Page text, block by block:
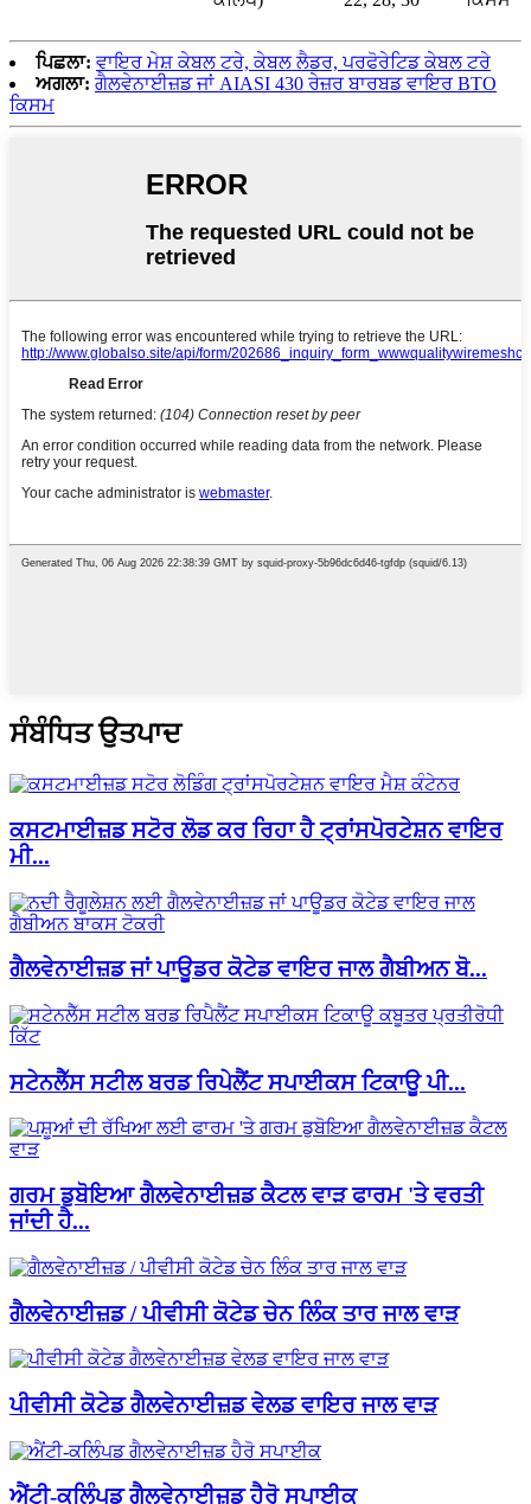
ਪਿਛਲਾ: ਵਾਇਰ ਮੇਸ਼ ਕੇਬਲ ਟਰੇ, ਕੇਬਲ ਲੈਡਰ, ਪਰਫੋਰੇਟਿਡ ਕੇਬਲ ਟਰੇ
ਅਗਲਾ: ਗੈਲਵੇਨਾਈਜ਼ਡ ਜਾਂ AIASI 430 ਰੇਜ਼ਰ ਬਾਰਬਡ ਵਾਇਰ BTO
ਕਿਸਮ
ਸੰਬੰਧਿਤ ਉਤਪਾਦ
ਕਸਟਮਾਈਜ਼ਡ ਸਟੋਰ ਲੋਡ ਕਰ ਰਿਹਾ ਹੈ ਟ੍ਰਾਂਸਪੋਰਟੇਸ਼ਨ ਵਾਇਰ
ਮੀ...
ਗੈਲਵੇਨਾਈਜ਼ਡ ਜਾਂ ਪਾਊਡਰ ਕੋਟੇਡ ਵਾਇਰ ਜਾਲ ਗੈਬੀਅਨ ਬੋ...
ਸਟੇਨਲੈੱਸ ਸਟੀਲ ਬਰਡ ਰਿਪੇਲੈਂਟ ਸਪਾਈਕਸ ਟਿਕਾਊ ਪੀ...
ਗਰਮ ਡੁਬੋਇਆ ਗੈਲਵੇਨਾਈਜ਼ਡ ਕੈਟਲ ਵਾੜ ਫਾਰਮ 'ਤੇ ਵਰਤੀ
ਜਾਂਦੀ ਹੈ...
ਗੈਲਵੇਨਾਈਜ਼ਡ / ਪੀਵੀਸੀ ਕੋਟੇਡ ਚੇਨ ਲਿੰਕ ਤਾਰ ਜਾਲ ਵਾੜ
ਪੀਵੀਸੀ ਕੋਟੇਡ ਗੈਲਵੇਨਾਈਜ਼ਡ ਵੇਲਡ ਵਾਇਰ ਜਾਲ ਵਾੜ
ਐਂਟੀ-ਕਲਿੰਪਡ ਗੈਲਵੇਨਾਈਜ਼ਡ ਹੈਰੋ ਸਪਾਈਕ